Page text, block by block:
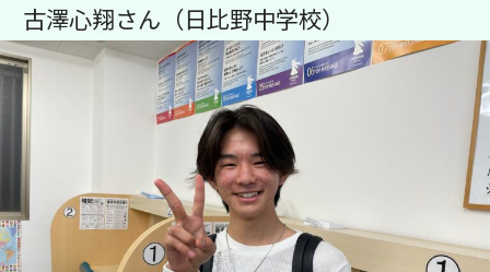
古澤心翔さん（日比野中学校）